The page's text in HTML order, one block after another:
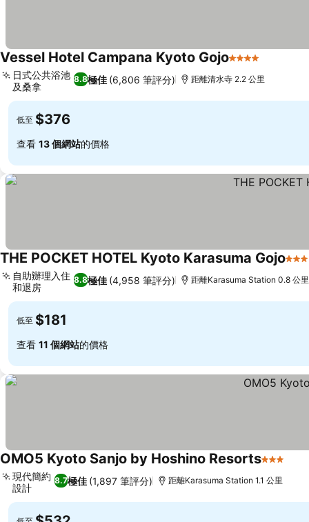
Vessel Hotel Campana Kyoto Gojo4 星級
8.8極佳 (6,806 筆評分)
日式公共浴池
及桑拿
距離清水寺 2.2 公里
低至 $376
查看 13 個網站的價格
THE POCKET HOTEL Kyoto Karasuma Gojo3 星
8.8極佳 (4,958 筆評分)
自助辦理入住
和退房
距離Karasuma Station 0.8 公里
低至 $181
查看 11 個網站的價格
OMO5 Kyoto Sanjo by Hoshino Resorts3 星級
8.7極佳 (1,897 筆評分)
現代簡約
設計
距離Karasuma Station 1.1 公里